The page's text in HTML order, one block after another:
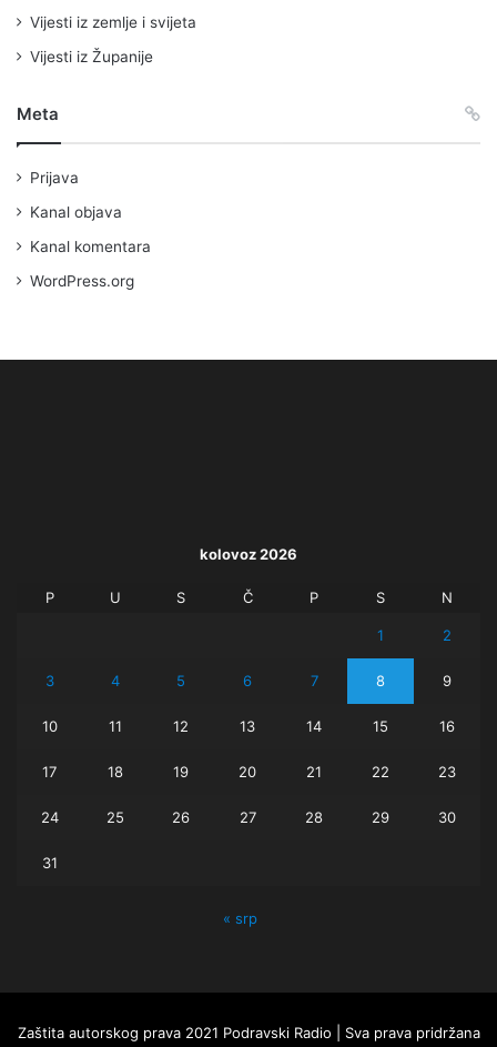
Vijesti iz zemlje i svijeta
Vijesti iz Županije
Meta
Prijava
Kanal objava
Kanal komentara
WordPress.org
kolovoz 2026
P U S Č P S N
1 2
3 4 5 6 7 8 9
10 11 12 13 14 15 16
17 18 19 20 21 22 23
24 25 26 27 28 29 30
31
« srp
Zaštita autorskog prava 2021 Podravski Radio | Sva prava pridržana